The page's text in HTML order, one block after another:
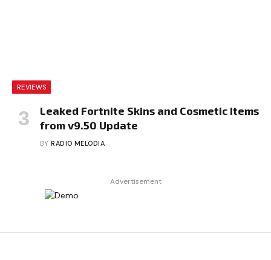
REVIEWS
Leaked Fortnite Skins and Cosmetic Items
from v9.50 Update
BY RADIO MELODIA
Advertisement